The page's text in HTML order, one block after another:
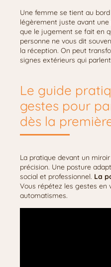
Une femme se tient au
légèrement juste avant une
que le jugement se fait en
personne ne vous dit
la réception. On peut
signes extérieurs qui
Le guide
gestes pour
dès la
La pratique devant un
précision. Une posture
social et professionnel. La
Vous répétez les gestes en
automatismes.